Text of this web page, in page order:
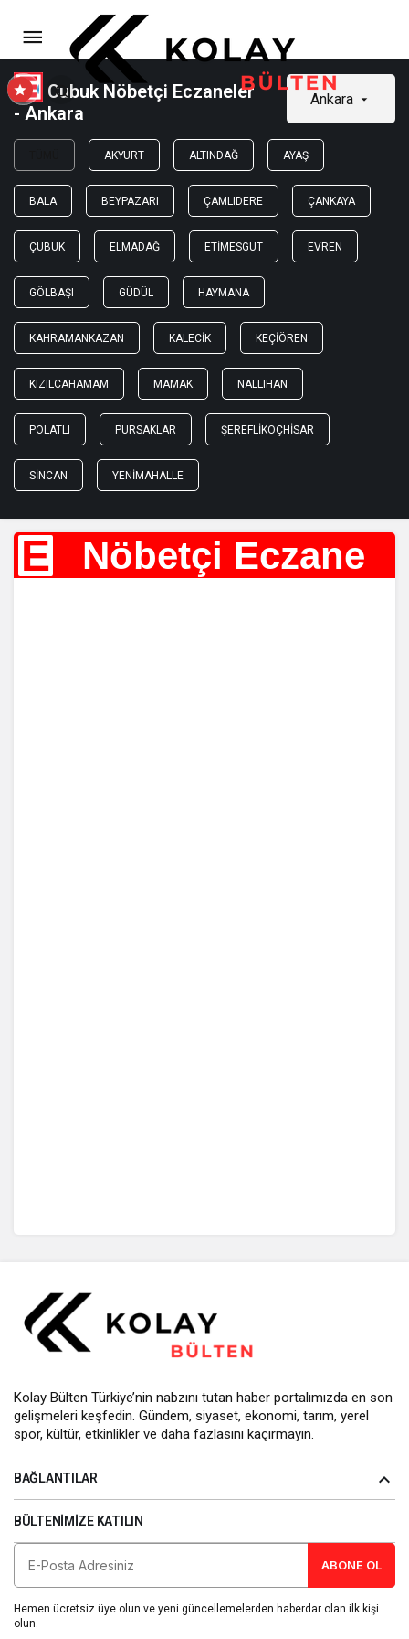
Cubuk Nöbetçi Eczaneler
- Ankara
Ankara
AKYURT ALTINDAĞ AYAŞ
BALA BEYPAZARI ÇAMLIDERE ÇANKAYA
ÇUBUK ELMADAĞ ETIMESGUT EVREN
GÖLBAŞI GÜDÜL HAYMANA
KAHRAMANKAZAN KALECIK KEÇIÖREN
KIZILCAHAMAM MAMAK NALLIHAN
POLATLI PURSAKLAR ŞEREFLIKOÇHISAR
SINCAN YENIMAHALLE
E Nöbetçi Eczane
Kolay Bülten Türkiye’nin nabzını tutan haber portalımızda en son
gelişmeleri keşfedin. Gündem, siyaset, ekonomi, tarım, yerel
spor, kültür, etkinlikler ve daha fazlasını kaçırmayın.
BAĞLANTILAR
BÜLTENIMIZE KATILIN
ABONE OL
Hemen ücretsiz üye olun ve yeni güncellemelerden haberdar olan ilk kişi
olun.